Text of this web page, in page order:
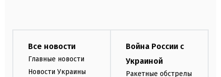
Все новости
Главные новости
Новости Украины
Война России с
Украиной
Ракетные обстрелы